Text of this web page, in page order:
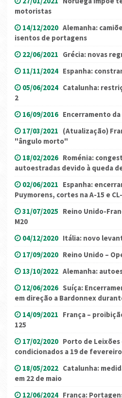
motoristas
14/12/2020 Alemanha:
isentos de portagens
22/06/2021 Grécia: novas
11/11/2024 Espanha:
05/06/2024 Catalunha:
2
16/09/2016 Encerramento da
17/03/2021 (Atualização)
"ângulo morto"
18/02/2026 Roménia:
autoestradas devido à queda
02/06/2021 Espanha:
Puymorens, cortes na A-15 e
31/07/2025 Reino Unido-
M20
04/12/2020 Itália: novo
17/09/2020 Reino Unido –
13/10/2022 Alemanha:
12/06/2026 Suíça:
em direção a Bardonnex
14/09/2021 França –
125
17/02/2020 Porto de
condicionados a 19 de fevereiro
18/05/2022 Catalunha:
em 22 de maio
12/06/2024 França: